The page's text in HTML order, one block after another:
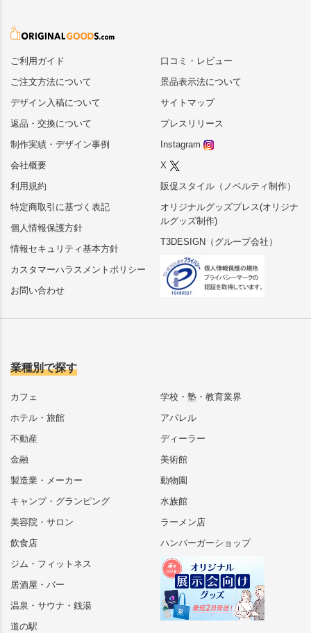
ご利用ガイド
ご注文方法について
デザイン入稿について
返品・交換について
制作実績・デザイン事例
会社概要
利用規約
特定商取引に基づく表記
個人情報保護方針
情報セキュリティ基本方針
カスタマーハラスメントポリシー
お問い合わせ
口コミ・レビュー
景品表示法について
サイトマップ
プレスリリース
Instagram
X
販促スタイル（ノベルティ制作）
オリジナルグッズプレス(オリジナ
ルグッズ制作)
T3DESIGN（グループ会社）
業種別で探す
カフェ
ホテル・旅館
不動産
金融
製造業・メーカー
キャンプ・グランピング
美容院・サロン
飲食店
ジム・フィットネス
居酒屋・バー
温泉・サウナ・銭湯
道の駅
学校・塾・教育業界
アパレル
ディーラー
美術館
動物園
水族館
ラーメン店
ハンバーガーショップ